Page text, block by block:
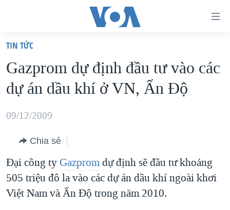
truy
cập
Tới
dung
chính
điều
hướng
chính
VIỆT NAM
HOA KỲ
BIỂN ĐÔNG
BLOG
DIỄN ĐÀN
MỤC
CHUYÊN ĐỀ
TIN TỨC
Gazprom dự định đầu tư vào các
dự án dầu khí ở VN, Ấn Ðộ
09/12/2009
Chia sẻ
Đại công ty Gazpromdự định sẽ đầu tư khoảng
505 triệu đô la vào các dự án dầu khí ngoài khơi
Việt Nam và Ấn Độ trong năm 2010.